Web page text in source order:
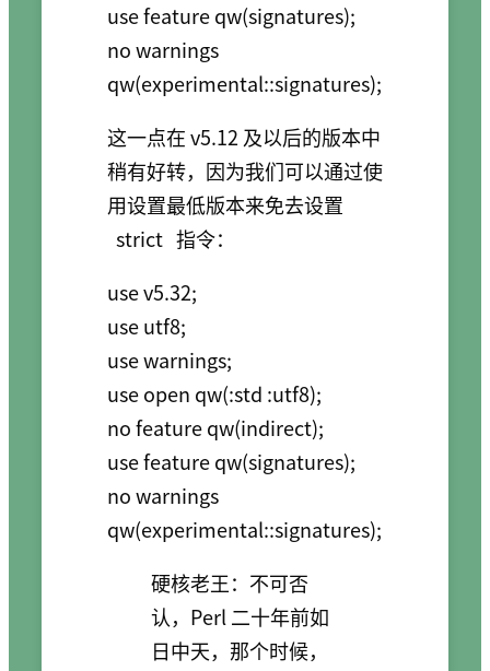
use feature qw(signatures);
no warnings
qw(experimental::signatures);
这一点在 v5.12 及以后的版本中
稍有好转，因为我们可以通过使
用设置最低版本来免去设置
strict 指令：
use v5.32;
use utf8;
use warnings;
use open qw(:std :utf8);
no feature qw(indirect);
use feature qw(signatures);
no warnings
qw(experimental::signatures);
硬核老王：不可否
认，Perl 二十年前如
日中天，那个时候，